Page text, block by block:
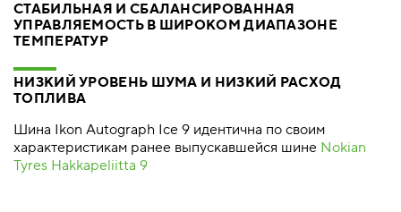
СТАБИЛЬНАЯ И СБАЛАНСИРОВАННАЯ
УПРАВЛЯЕМОСТЬ В ШИРОКОМ ДИАПАЗОНЕ
ТЕМПЕРАТУР
НИЗКИЙ УРОВЕНЬ ШУМА И НИЗКИЙ РАСХОД
ТОПЛИВА
Шина Ikon Autograph Ice 9 идентична по своим
характеристикам ранее выпускавшейся шине Nokian
Tyres Hakkapeliitta 9